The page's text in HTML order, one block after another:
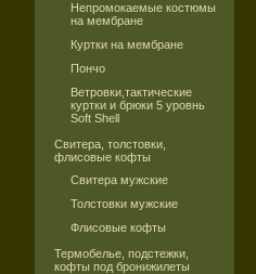
Непромокаемые костюмы
на мембране
Куртки на мембране
Пончо
Ветровки,тактические
куртки и брюки 5 уровнь
Soft Shell
Свитера, толстовки,
флисовые кофты
Свитера мужские
Толстовки мужские
Флисовые кофты
Термобелье, подстежки,
кофты под бронижилеты